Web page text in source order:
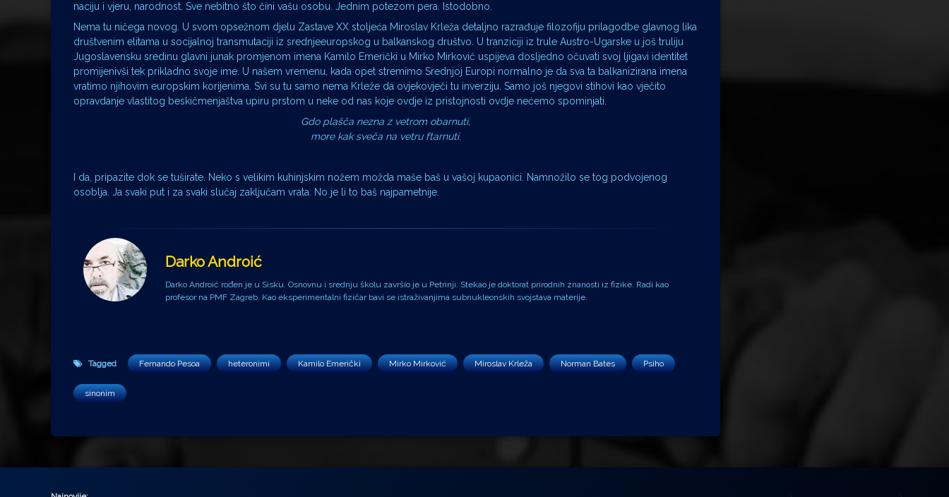
naciju i vjeru, narodnost. Sve nebitno što čini vašu osobu. Jednim potezom pera. Istodobno.
Nema tu ničega novog. U svom opsežnom djelu Zastave XX stoljeća Miroslav Krleža detaljno razrađuje filozofiju prilagodbe glavnog lika
društvenim elitama u socijalnoj transmutaciji iz srednjeeuropskog u balkanskog društvo. U tranziciji iz trule Austro-Ugarske u još truliju
Jugoslavensku sredinu glavni junak promjenom imena Kamilo Emerički u Mirko Mirković uspijeva dosljedno očuvati svoj ljigavi identitet
promijenivši tek prikladno svoje ime. U našem vremenu, kada opet stremimo Srednjoj Europi normalno je da sva ta balkanizirana imena
vratimo njihovim europskim korijenima. Svi su tu samo nema Krleže da ovjekovječi tu inverziju. Samo još njegovi stihovi kao vječito
opravdanje vlastitog beskičmenjaštva upiru prstom u neke od nas koje ovdje iz pristojnosti ovdje nećemo spominjati.
Gdo plašča nezna z vetrom obarnuti,
more kak sveča na vetru ftarnuti.
I da, pripazite dok se tuširate. Neko s velikim kuhinjskim nožem možda maše baš u vašoj kupaonici. Namnožilo se tog podvojenog
osoblja. Ja svaki put i za svaki slučaj zaključam vrata. No je li to baš najpametnije.
Darko Androić
Darko Androić rođen je u Sisku. Osnovnu i srednju školu završio je u Petrinji. Stekao je doktorat prirodnih znanosti iz fizike. Radi kao
profesor na PMF Zagreb. Kao eksperimentalni fizičar bavi se istraživanjima subnukleonskih svojstava materije.
Tagged Fernando Pesoa heteronimi Kamilo Emerički Mirko Mirković Miroslav Krleža Norman Bates Psiho
sinonim